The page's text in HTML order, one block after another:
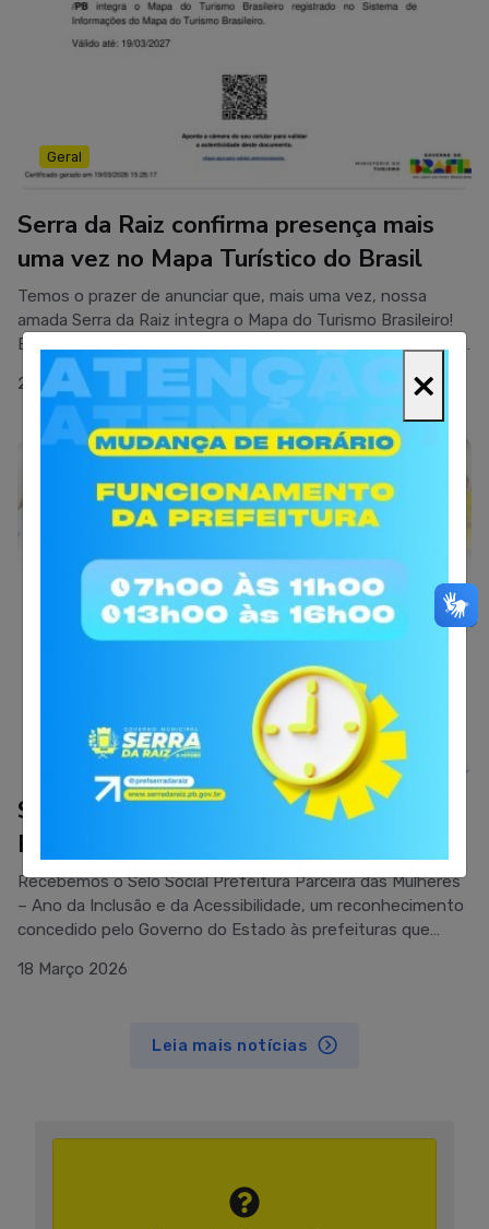
Geral
Serra da Raiz confirma presença mais
uma vez no Mapa Turístico do Brasil
Temos o prazer de anunciar que, mais uma vez, nossa
amada Serra da Raiz integra o Mapa do Turismo Brasileiro!
Esse selo do Ministério do Turismo não é apenas um título,
é o reconhecimento de que nossa cidade possui gestão
ativa e potencial real para o setor.Estar no Mapa garante:✅
Acesso a recursos para obras de infraestrutura turística.✅
Participação em políticas públicas de desenvolvimento
regional.✅ Visibilidade nacional para nossas belezas e
cultura.Seguimos trabalhando para que o turismo seja um
motor de oportunidades para nossa gente. É trabalho que
constrói o futuro!
20 Março 2026
Serra da Raiz recebe o Selo Social
Prefeitura Parceira das Mulheres
Recebemos o Selo Social Prefeitura Parceira das Mulheres
– Ano da Inclusão e da Acessibilidade, um reconhecimento
concedido pelo Governo do Estado às prefeituras que
as mulheres.Nesta edição, com o tema “Ano da Inclusão e
destacando iniciativas que promovem inclusão, garantia de
assistência social, cultura e empreendedorismo, além do
à Secretaria de Assistência Social, fortalecendo a rede de
proteção, cuidado e promoção da autonomia das mulheres
18 Março 2026
Leia mais notícias
×